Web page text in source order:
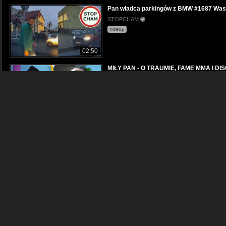
02:50
Pan władca parkingów z BMW #1687
STOPCHAM
1080p
MIŁY PAN - O TRAUMIE, FAME MMA I